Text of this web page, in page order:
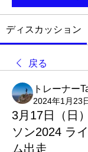
ディスカッション
戻る
トレーナー
2024年1月23
3月17日（日
ソン2024 ラ
ム出走